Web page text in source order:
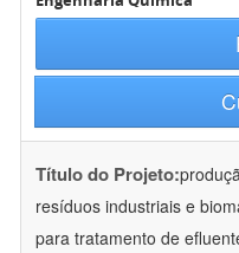
Título do Projeto:
resíduos industriais e
para tratamento de